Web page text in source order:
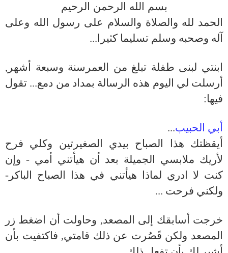
بسم الله الرحمن الرحيم
الحمد لله والصلاة والسلام على رسول الله وعلى
آله وصحبه وسلم تسليما كثيرا...
ابنتي لبنى طفلة تبلغ من العمرسنة وسبعة أشهر,
أرسلت لي اليوم هذه الرسالة بمداد من دمع... تقول
فيها:
أبي الحبيب...
أيقظتك هذا الصباح بيدي الصغيرتين وكلي فرح
لأريك ملابسي الجميلة بعد أن هيأتني أمي - وإن
كنت لا ادري لماذا هيأتني في هذا الصباح الباكر-
ولكني فرحت ...
خرجت أسابقك إلى المصعد, وحاولت أن اضغط زر
المصعد ولكن قَصُرت عن ذلك قامتي, فاكتفيت بأن